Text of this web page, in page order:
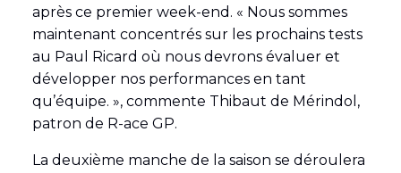
après ce premier week-end. « Nous sommes
maintenant concentrés sur les prochains tests
au Paul Ricard où nous devrons évaluer et
développer nos performances en tant
qu’équipe. », commente Thibaut de Mérindol,
patron de R-ace GP.
La deuxième manche de la saison se déroulera